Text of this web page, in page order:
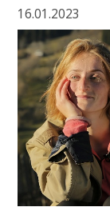
16.01.2023